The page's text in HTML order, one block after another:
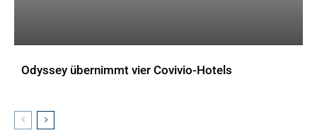
Odyssey übernimmt vier Covivio-Hotels